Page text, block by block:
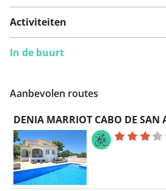
Activiteiten
In de buurt
Aanbevolen routes